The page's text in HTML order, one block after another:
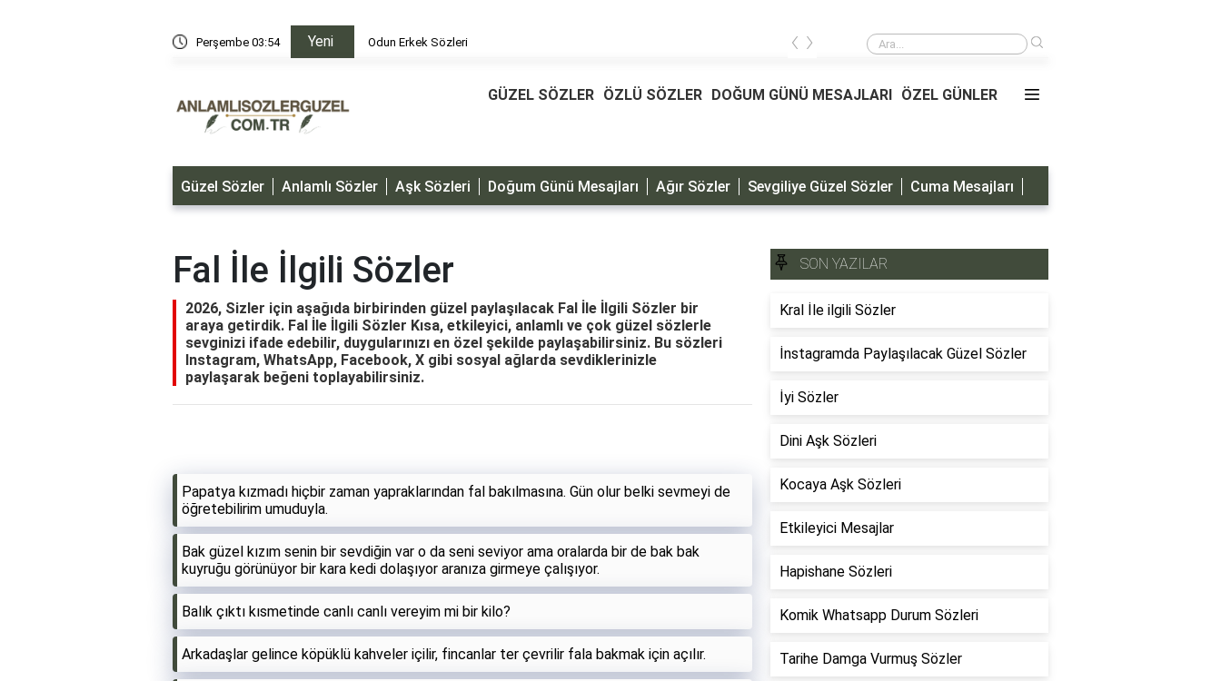
Perşembe 03:54 Yeni Odun Erkek Sözleri Oğluma Doğum Günü Mesajları
‹ ›
GÜZEL SÖZLER ÖZLÜ SÖZLER DOĞUM GÜNÜ MESAJLARI ÖZEL GÜNLER
Güzel Sözler Anlamlı Sözler Aşk Sözleri Doğum Günü Mesajları Ağır Sözler Sevgiliye Güzel Sözler Cuma Mesajları
Fal İle İlgili Sözler
2026, Sizler için aşağıda birbirinden güzel paylaşılacak Fal İle İlgili Sözler bir
araya getirdik. Fal İle İlgili Sözler Kısa, etkileyici, anlamlı ve çok güzel sözlerle
sevginizi ifade edebilir, duygularınızı en özel şekilde paylaşabilirsiniz. Bu sözleri
Instagram, WhatsApp, Facebook, X gibi sosyal ağlarda sevdiklerinizle
paylaşarak beğeni toplayabilirsiniz.
Papatya kızmadı hiçbir zaman yapraklarından fal bakılmasına. Gün olur belki sevmeyi de
öğretebilirim umuduyla.
Bak güzel kızım senin bir sevdiğin var o da seni seviyor ama oralarda bir de bak bak
kuyruğu görünüyor bir kara kedi dolaşıyor aranıza girmeye çalışıyor.
Balık çıktı kısmetinde canlı canlı vereyim mi bir kilo?
Arkadaşlar gelince köpüklü kahveler içilir, fincanlar ter çevrilir fala bakmak için açılır.
SON YAZILAR
Kral İle ilgili Sözler
İnstagramda Paylaşılacak Güzel Sözler
İyi Sözler
Dini Aşk Sözleri
Kocaya Aşk Sözleri
Etkileyici Mesajlar
Hapishane Sözleri
Komik Whatsapp Durum Sözleri
Tarihe Damga Vurmuş Sözler